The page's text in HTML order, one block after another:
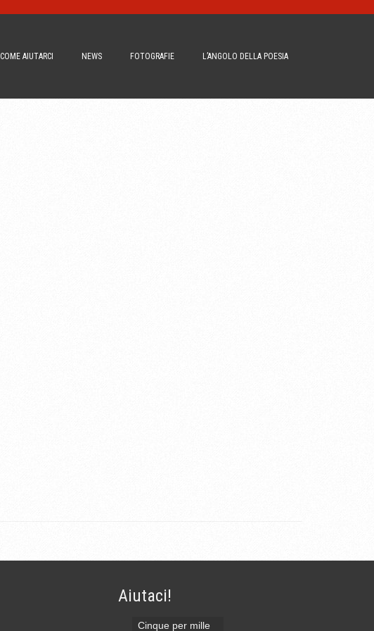
COME AIUTARCI NEWS FOTOGRAFIE L’ANGOLO DELLA POESIA
Aiutaci!
Cinque per mille